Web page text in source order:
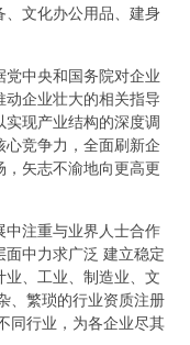
、文化办公用品、建身
党中央和国务院对企业
企业壮大的相关指导
现产业结构的深度调
竞争力，全面刷新企
，矢志不渝地向更高更
中注重与业界人士合作
中力求广泛 建立稳定
业、工业、制造业、文
、繁琐的行业资质注册
同行业，为各企业尽其